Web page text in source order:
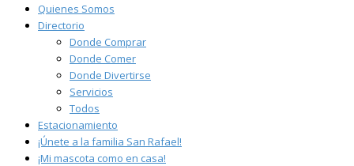
Quienes Somos
Directorio
Donde Comprar
Donde Comer
Donde Divertirse
Servicios
Todos
Estacionamiento
¡Únete a la familia San Rafael!
¡Mi mascota como en casa!